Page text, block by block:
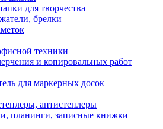
для творчества
брелки
техники
и копировальных работ
для маркерных досок
антистеплеры
планинги, записные книжки